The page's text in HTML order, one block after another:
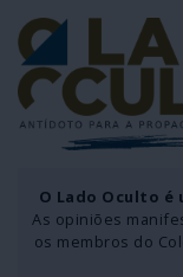
O Lado Oculto é
As opiniões
os membros do